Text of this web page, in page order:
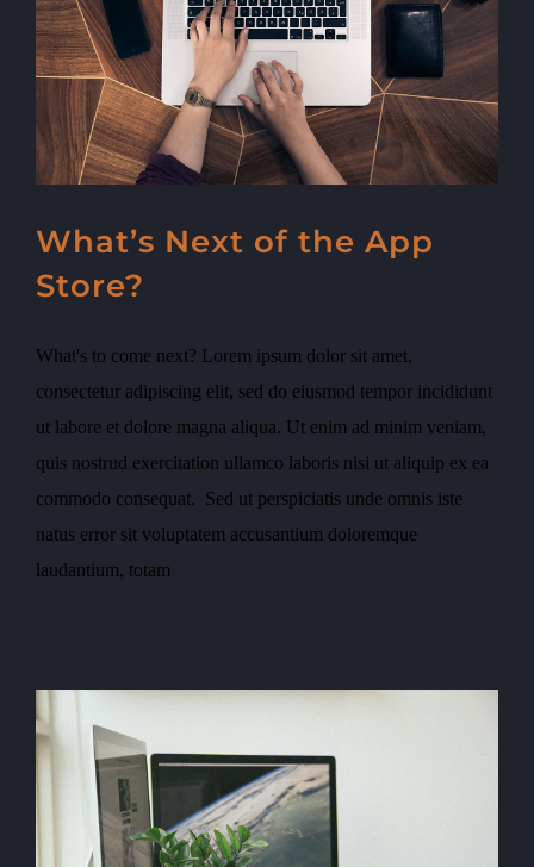
What’s Next of the App
Store?
What's to come next? Lorem ipsum dolor sit amet,
consectetur adipiscing elit, sed do eiusmod tempor incididunt
ut labore et dolore magna aliqua. Ut enim ad minim veniam,
quis nostrud exercitation ullamco laboris nisi ut aliquip ex ea
commodo consequat. Sed ut perspiciatis unde omnis iste
natus error sit voluptatem accusantium doloremque
laudantium, totam